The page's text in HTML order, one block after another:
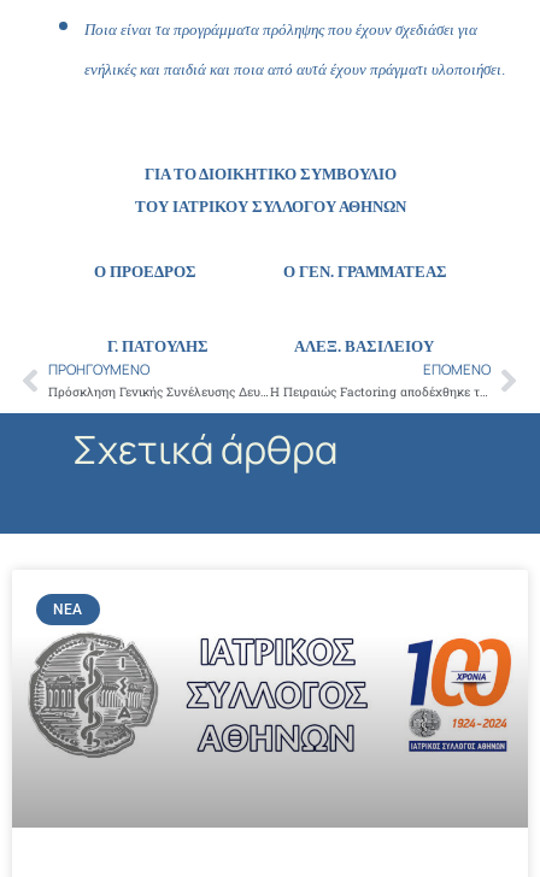
Ποια είναι τα προγράμματα πρόληψης που έχουν σχεδιάσει για
ενήλικές και παιδιά και ποια από αυτά έχουν πράγματι υλοποιήσει.
ΓΙΑ ΤΟ ΔΙΟΙΚΗΤΙΚΟ ΣΥΜΒΟΥΛΙΟ
ΤΟΥ ΙΑΤΡΙΚΟΥ ΣΥΛΛΟΓΟΥ ΑΘΗΝΩΝ
Ο ΠΡΟΕΔΡΟΣ Ο ΓΕΝ. ΓΡΑΜΜΑΤΕΑΣ
Γ. ΠΑΤΟΥΛΗΣ ΑΛΕΞ. ΒΑΣΙΛΕΙΟΥ
Prev
ΠΡΟΗΓΟΎΜΕΝΟ
Πρόσκληση Γενικής Συνέλευσης Δευτέρα 19-9-2016 στα γραφεία του ΙΣΑ
ΕΠΌΜΕΝΟ
Η Πειραιώς Factoring αποδέχθηκε την επανεκχώρηση στους ιατρούς των τιμολογίων του τελευταίου τριμήνου του 2011
Σχετικά άρθρα
ΝΈΑ